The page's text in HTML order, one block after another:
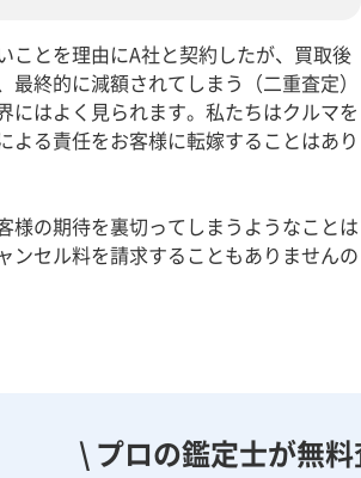
ことを理由にA社と契約したが、買取後
終的に減額されてしまう（二重査定）
にはよく見られます。私たちはクルマを
よる責任をお客様に転嫁することはあり
様の期待を裏切ってしまうようなことは
ンセル料を請求することもありませんの
\ プロの鑑定士が無